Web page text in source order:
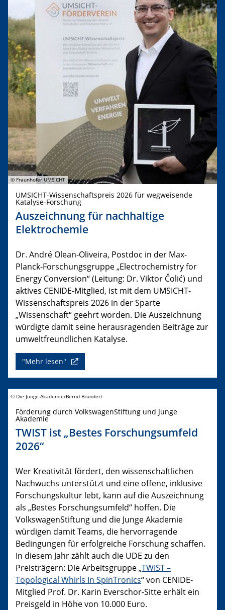
© Fraunhofer UMSICHT
UMSICHT-Wissenschaftspreis 2026 für wegweisende
Katalyse-Forschung
Auszeichnung für nachhaltige
Elektrochemie
Dr. André Olean-Oliveira, Postdoc in der Max-
Planck-Forschungsgruppe „Electrochemistry for
Energy Conversion“ (Leitung: Dr. Viktor Čolić) und
aktives CENIDE-Mitglied, ist mit dem UMSICHT-
Wissenschaftspreis 2026 in der Sparte
„Wissenschaft“ geehrt worden. Die Auszeichnung
würdigte damit seine herausragenden Beiträge zur
umweltfreundlichen Katalyse.
"Mehr lesen"
© Die Junge Akademie/Bernd Brundert
Förderung durch VolkswagenStiftung und Junge
Akademie
TWIST ist „Bestes Forschungsumfeld
2026“
Wer Kreativität fördert, den wissenschaftlichen
Nachwuchs unterstützt und eine offene, inklusive
Forschungskultur lebt, kann auf die Auszeichnung
als „Bestes Forschungsumfeld“ hoffen. Die
VolkswagenStiftung und die Junge Akademie
würdigen damit Teams, die hervorragende
Bedingungen für erfolgreiche Forschung schaffen.
In diesem Jahr zählt auch die UDE zu den
Preisträgern: Die Arbeitsgruppe „TWIST –
Topological Whirls In SpinTronics“ von CENIDE-
Mitglied Prof. Dr. Karin Everschor-Sitte erhält ein
Preisgeld in Höhe von 10.000 Euro.